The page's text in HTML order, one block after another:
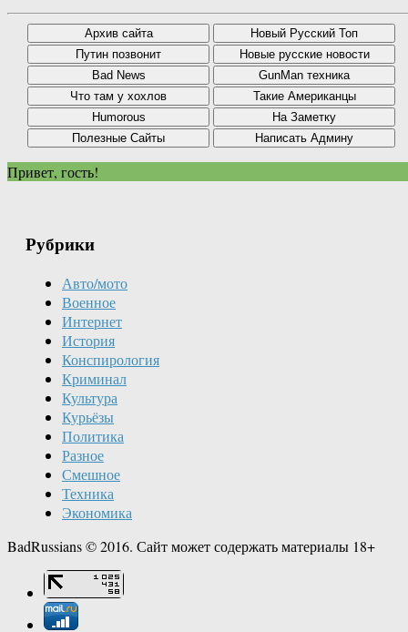
Привет, гость!
Рубрики
Авто/мото
Военное
Интернет
История
Конспирология
Криминал
Культура
Курьёзы
Политика
Разное
Смешное
Техника
Экономика
BadRussians © 2016. Сайт может содержать материалы 18+